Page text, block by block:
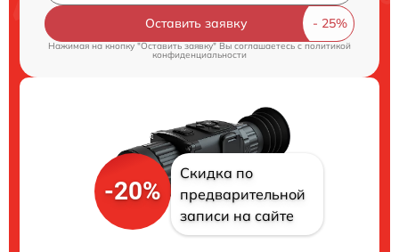
Оставить заявку
Нажимая на кнопку "Оставить заявку" Вы соглашаетесь cполитикой
конфиденциальности
-20%
Скидка по
предварительной
записи на сайте